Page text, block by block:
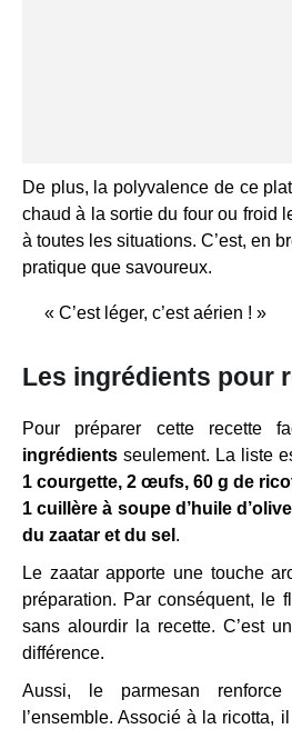
De plus, la polyvalence de ce
chaud à la sortie du four ou froid
à toutes les situations. C’est, en
pratique que savoureux.
« C’est léger, c’est aérien ! »
Les ingrédients pour
Pour préparer cette recette
ingrédients seulement. La liste
1 courgette, 2 œufs, 60 g de
1 cuillère à soupe d’huile
du zaatar et du sel .
Le zaatar apporte une touche
préparation. Par conséquent, le
sans alourdir la recette. C’est
différence.
Aussi, le parmesan
l’ensemble. Associé à la ricotta,